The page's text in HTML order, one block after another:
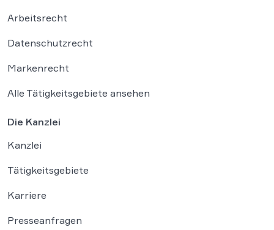
Arbeitsrecht
Datenschutzrecht
Markenrecht
Alle Tätigkeitsgebiete ansehen
Die Kanzlei
Kanzlei
Tätigkeitsgebiete
Karriere
Presseanfragen